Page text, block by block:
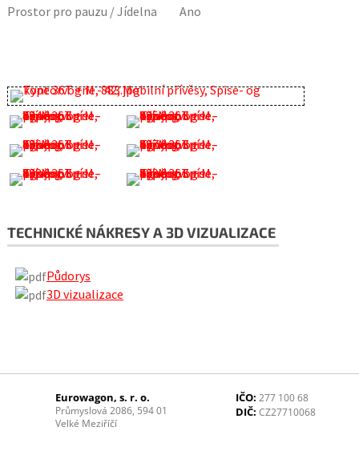
Prostor pro pauzu / Jídelna
Ano
TECHNICKÉ NÁKRESY A 3D VIZUALIZACE
Půdorys
3D vizualizace
Eurowagon, s. r. o.
Průmyslová 2086, 594 01
Velké Meziříčí
IČO: 277 100 68
DIČ: CZ27710068